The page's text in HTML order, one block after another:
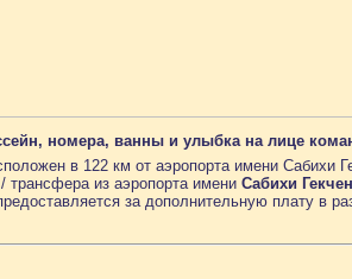
номера, ванны и улыбка на лице
в 122 км от аэропорта имени Сабихи
трансфера из аэропорта имени Сабихи Гекчен
за дополнительную плату в